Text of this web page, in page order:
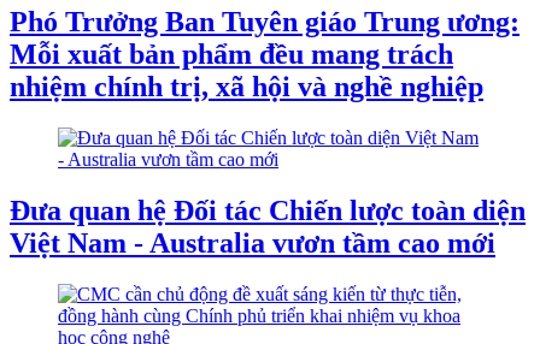
Phó Trưởng Ban Tuyên giáo Trung ương:
Mỗi xuất bản phẩm đều mang trách
nhiệm chính trị, xã hội và nghề nghiệp
Đưa quan hệ Đối tác Chiến lược toàn diện
Việt Nam - Australia vươn tầm cao mới